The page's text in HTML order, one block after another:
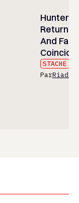
Hunter
And
STACHE
ParRiad